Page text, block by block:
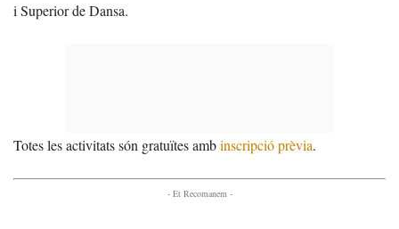
i Superior de Dansa.
Totes les activitats són gratuïtes ambinscripció prèvia.
- Et Recomanem -